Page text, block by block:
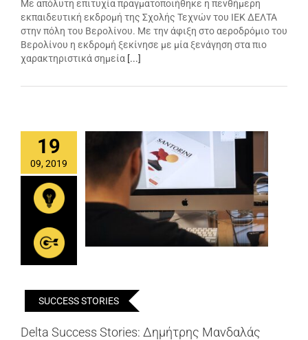
Με απόλυτη επιτυχία πραγματοποιήθηκε η πενθήμερη
εκπαιδευτική εκδρομή της Σχολής Τεχνών του ΙΕΚ ΔΕΛΤΑ
στην πόλη του Βερολίνου. Με την άφιξη στο αεροδρόμιο του
Βερολίνου η εκδρομή ξεκίνησε με μία ξενάγηση στα πιο
χαρακτηριστικά σημεία [...]
19
09, 2019
SUCCESS STORIES
Delta Success Stories: Δημήτρης Μανδαλάς